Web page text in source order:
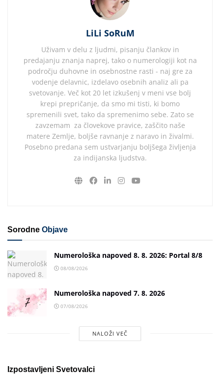
LiLi SoRuM
Uživam v delu z ljudmi, pisanju člankov in
predajanju znanja naprej, tako o numerologiji kot na
področju duhovne in osebnostne rasti - naj gre za
vodenje delavnic, izdelavo osebnih analiz ali pa
svetovanje. Več kot 20 let izkušenj v meni vse bolj
krepi prepričanje, da smo mi tisti, ki bomo
spremenili svet, tako da spremenimo sebe. Zato se
zavzemam za človekove pravice, zaščito naše
matere Zemlje, boljše ravnanje z naravo in živalmi.
Posebno predana sem ustvarjanju boljšega življenja
za indijanska ljudstva.
Sorodne Objave
Numerološka napoved 8. 8. 2026: Portal 8/8
08/08/2026
Numerološka napoved 7. 8. 2026
07/08/2026
NALOŽI VEČ
Izpostavljeni Svetovalci